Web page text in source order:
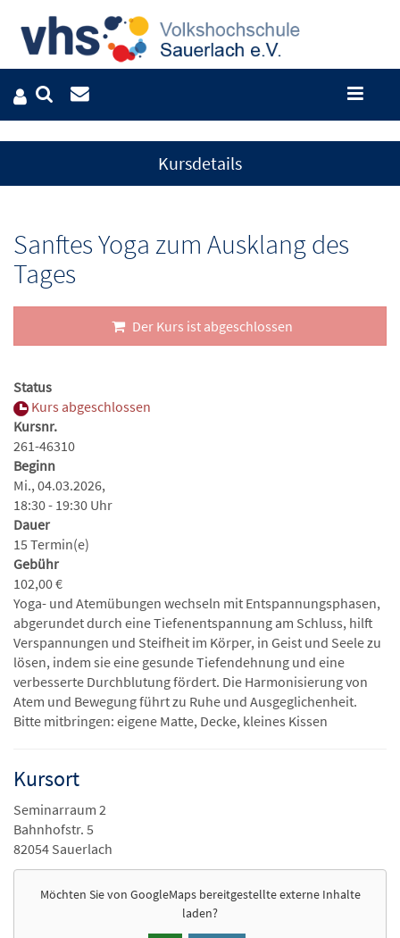
Kursdetails
Sanftes Yoga zum Ausklang des
Tages
Der Kurs ist abgeschlossen
Status
Kurs abgeschlossen
Kursnr.
261-46310
Beginn
Mi., 04.03.2026,
18:30 - 19:30 Uhr
Dauer
15 Termin(e)
Gebühr
102,00 €
Yoga- und Atemübungen wechseln mit Entspannungsphasen,
abgerundet durch eine Tiefenentspannung am Schluss, hilft
Verspannungen und Steifheit im Körper, in Geist und Seele zu
lösen, indem sie eine gesunde Tiefendehnung und eine
verbesserte Durchblutung fördert. Die Harmonisierung von
Atem und Bewegung führt zu Ruhe und Ausgeglichenheit.
Bitte mitbringen: eigene Matte, Decke, kleines Kissen
Kursort
Seminarraum 2
Bahnhofstr. 5
82054 Sauerlach
Möchten Sie von GoogleMapsbereitgestellte externe Inhalte
laden?